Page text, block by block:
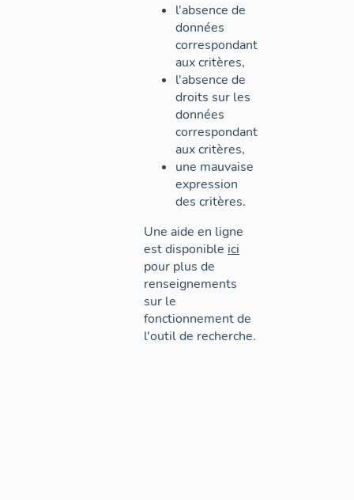
l'absence de
données
correspondant
aux critères,
l'absence de
droits sur les
données
correspondant
aux critères,
une mauvaise
expression
des critères.
Une aide en ligne
est disponible ici
pour plus de
renseignements
sur le
fonctionnement de
l'outil de recherche.